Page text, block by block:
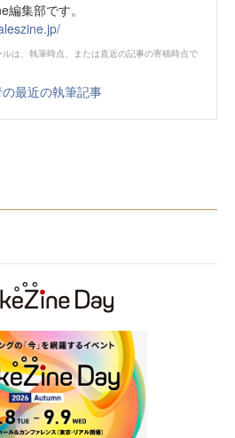
編集部です。
は、執筆時点、または直近の記事の寄稿時点で
最近の執筆記事